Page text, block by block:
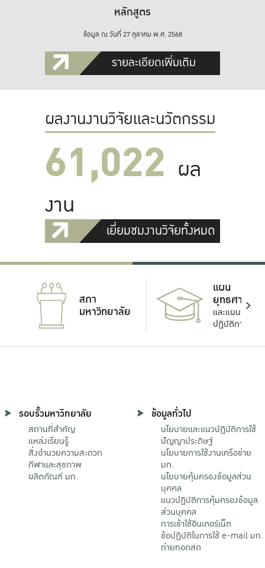
หลักสูตร
ข้อมูล ณ วันที่ 27 ตุลาคม พ.ศ. 2568
รายละเอียดเพิ่มเติม
ผลงานงานวิจัยและนวัตกรรม
61,022 ผล
งาน
เยี่ยมชมงานวิจัยทั้งหมด
สภา
มหาวิทยาลัย
แผน
ยุทธศาสตร์
และแผน
ปฏิบัติการ
รอบรั้วมหาวิทยาลัย
สถานที่สำคัญ
แหล่งเรียนรู้
สิ่งอำนวยความสะดวก
กีฬาและสุขภาพ
ผลิตภัณฑ์ มก.
ข้อมูลทั่วไป
นโยบายและแนวปฏิบัติการใช้
ปัญญาประดิษฐ์
นโยบายการใช้งานเครือข่าย
มก.
นโยบายคุ้มครองข้อมูลส่วน
บุคคล
แนวปฏิบัติการคุ้มครองข้อมูล
ส่วนบุคคล
การเข้าใช้อินเตอร์เน็ต
ข้อปฏิบัติในการใช้ e-mail มก.
ถ่ายทอดสด